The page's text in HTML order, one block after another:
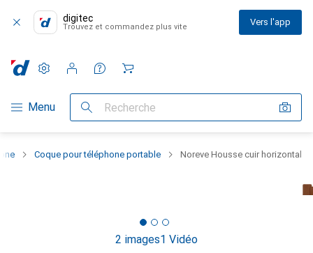
digitec
Trouvez et commandez plus vite Vers l'app
Navigation par catégorie
Menu Recherche
Paramètres
Compte client
Listes de comparaison
Listes d'envies
Panier
Coque pour téléphone portable Noreve Housse cuir horizontal
2 images1 Vidéo